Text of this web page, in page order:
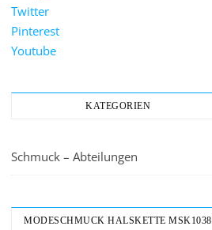
Twitter
Pinterest
Youtube
KATEGORIEN
Schmuck – Abteilungen
MODESCHMUCK HALSKETTE MSK1038